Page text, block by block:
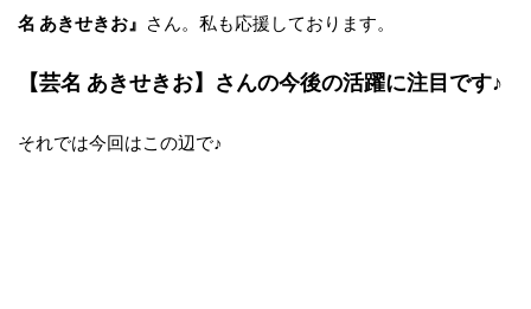
名 あきせきお』 さん。私も応援しております。
【芸名 あきせきお】 さんの今後の活躍に注目です♪
それでは今回はこの辺で♪